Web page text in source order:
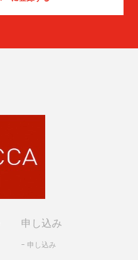
申し込み
- 申し込み